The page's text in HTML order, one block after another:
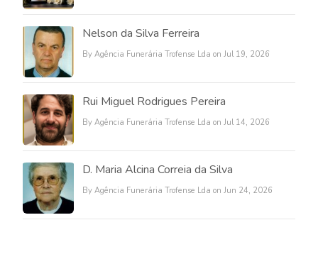
Nelson da Silva Ferreira
By Agência Funerária Trofense Lda on Jul 19, 2026
Rui Miguel Rodrigues Pereira
By Agência Funerária Trofense Lda on Jul 14, 2026
D. Maria Alcina Correia da Silva
By Agência Funerária Trofense Lda on Jun 24, 2026